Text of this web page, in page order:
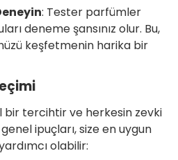
: Tester parfümler
deneme şansınız olur. Bu,
keşfetmenin harika bir
bir tercihtir ve herkesin zevki
ipuçları, size en uygun
olabilir: